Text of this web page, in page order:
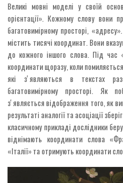
Великі мовні моделі у своїй
орієнтації». Кожному слову вони
багатовимірному просторі,
містить тисячі координат. Вони
до кожного іншого слова. Під час
координати щоразу, коли
які зʼявляються в текстах
багатовимірному просторі. Як
зʼявляється відображення того, як
результаті аналогії та асоціації
класичному прикладі дослідники
віднімають координати слова
«Італії» та отримують координати